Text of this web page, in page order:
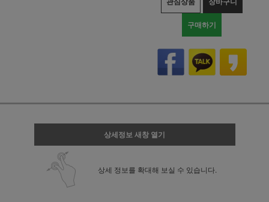
구매하기
상세정보 새창 열기
상세 정보를 확대해 보실 수 있습니다.